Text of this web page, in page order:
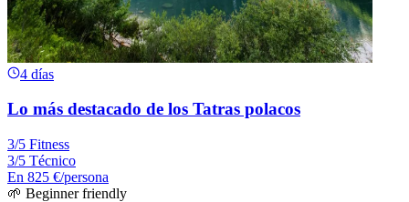
4 días
Lo más destacado de los Tatras polacos
3/5 Fitness
3/5 Técnico
En 825 €/persona
🌱 Beginner friendly